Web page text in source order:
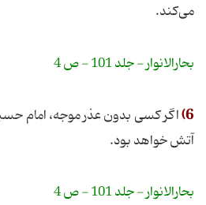
می‌کند.
بحارالانوار - جلد 101 - ص 4
6) اگر کسی بدون عذر موجه، امام
آتش خواهد بود.
بحارالانوار - جلد 101 - ص 4